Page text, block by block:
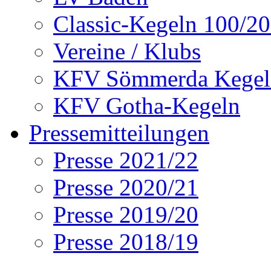
Classic-Kegeln 100/
Vereine / Klubs
KFV Sömmerda
KFV Gotha-Kegeln
Pressemitteilungen
Presse 2021/22
Presse 2020/21
Presse 2019/20
Presse 2018/19